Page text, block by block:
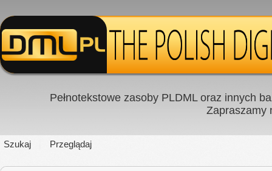
Pełnotekstowe zasoby PLDML oraz innych
Zapraszamy
Szukaj Przeglądaj